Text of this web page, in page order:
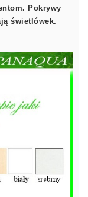
Pokrywy
świetlówek.